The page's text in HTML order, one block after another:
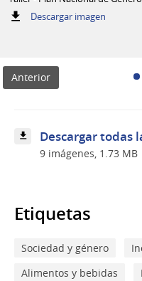
Descargar imagen:
desarrollo
Anterior
Descargar todas
9 imágenes, 1.73 MB
Etiquetas
Sociedad y género
Alimentos y bebidas